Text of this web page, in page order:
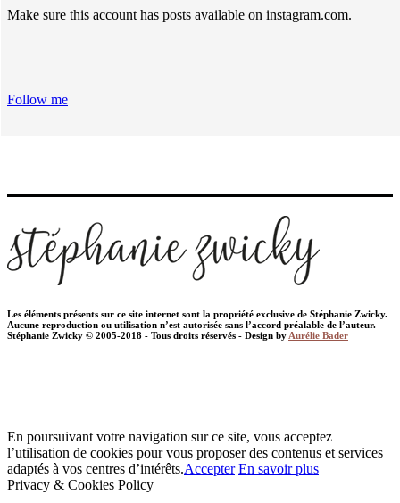
Make sure this account has posts available on instagram.com.
Follow me
Les éléments présents sur ce site internet sont la propriété exclusive de Stéphanie Zwicky.
Aucune reproduction ou utilisation n’est autorisée sans l’accord préalable de l’auteur.
Stéphanie Zwicky © 2005-2018 - Tous droits réservés - Design by Aurélie Bader
En poursuivant votre navigation sur ce site, vous acceptez
l’utilisation de cookies pour vous proposer des contenus et services
adaptés à vos centres d’intérêts.Accepter En savoir plus
Privacy & Cookies Policy